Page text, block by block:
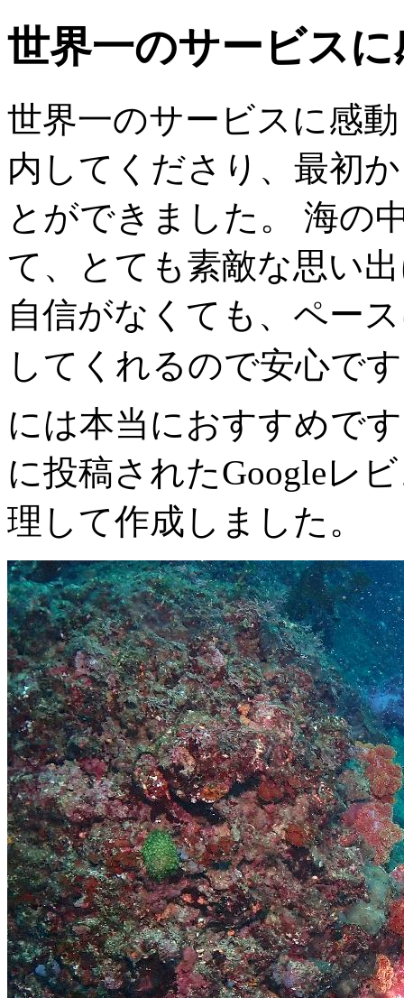
世界一のサービス
世界一のサービスに感
内してくださり、最初
とができました。 海の
て、とても素敵な思い
自信がなくても、ペー
してくれるので安心で
には本当におすすめで
に投稿されたGoogleレ
理して作成しました。